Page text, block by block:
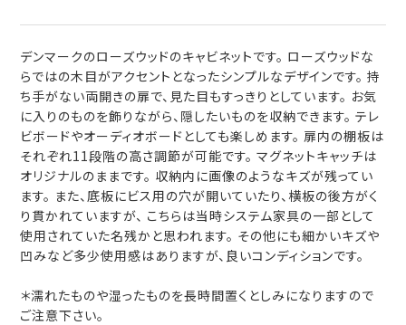
デンマークのローズウッドのキャビネットです。 ローズウッドな
らではの木目がアクセントとなったシンプルなデザインです。 持
ち手がない両開きの扉で、見た目もすっきりとしています。 お気
に入りのものを飾りながら、隠したいものを収納できます。 テレ
ビボードやオーディオボードとしても楽しめます。 扉内の棚板は
それぞれ11段階の高さ調節が可能です。 マグネットキャッチは
オリジナルのままです。 収納内に画像のようなキズが残ってい
ます。 また、底板にビス用の穴が開いていたり、横板の後方がく
り貫かれていますが、 こちらは当時システム家具の一部として
使用されていた名残かと思われます。 その他にも細かいキズや
凹みなど多少使用感はありますが、良いコンディションです。
＊濡れたものや湿ったものを長時間置くとしみになりますので
ご注意下さい。